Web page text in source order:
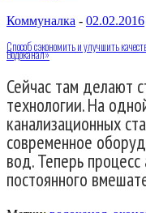
Коммуналка - 02.02.2016
Способ сэкономить и улучшить
Водоканал»
Сейчас там делают
технологии. На
канализационных
современное
вод. Теперь
постоянного